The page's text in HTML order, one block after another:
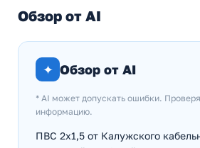
Обзор от AI
✦ Обзор от AI
* AI может допускать ошибки.
информацию.
ПВС 2х1,5 от Калужского